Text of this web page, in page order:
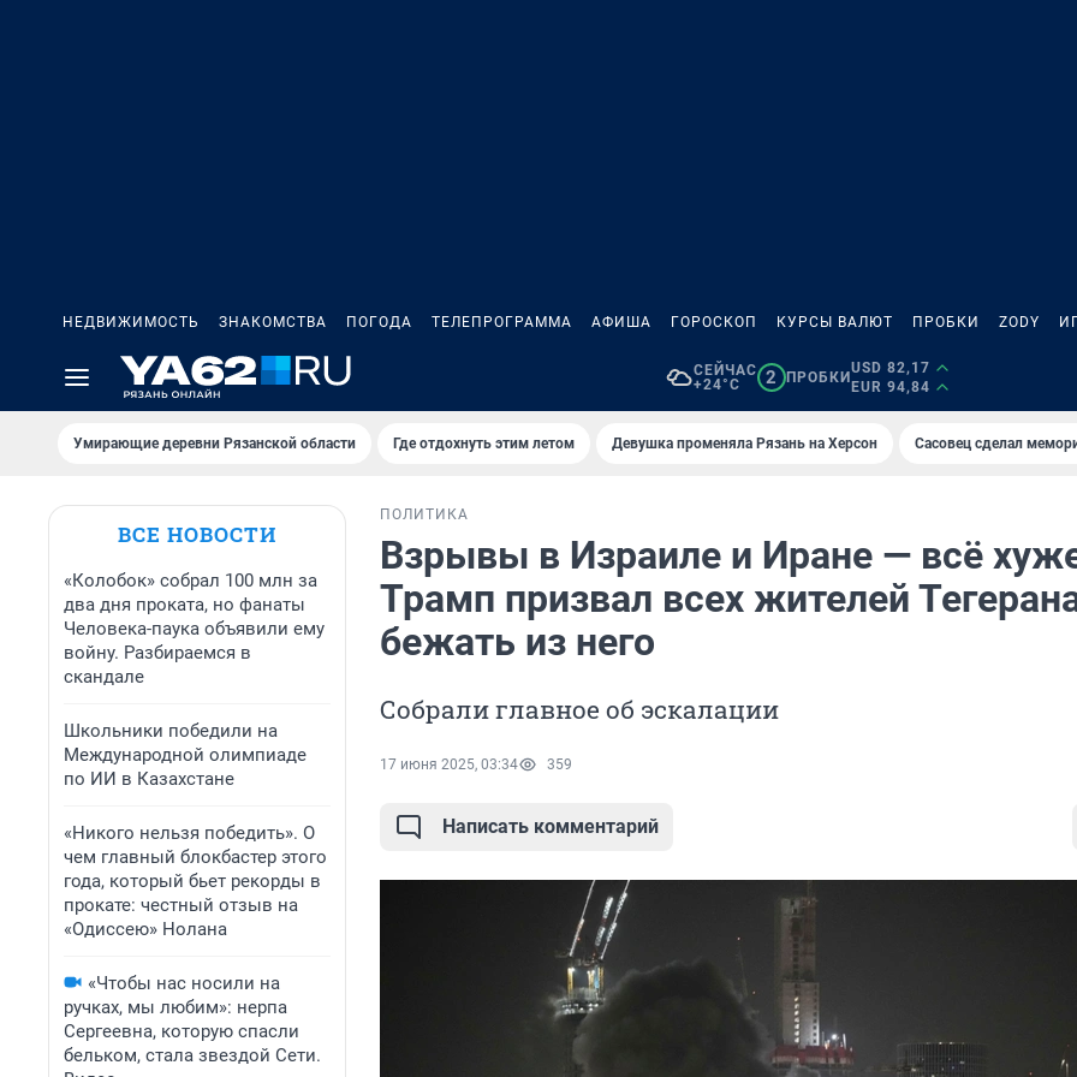
НЕДВИЖИМОСТЬ ЗНАКОМСТВА ПОГОДА ТЕЛЕПРОГРАММА АФИША ГОРОСКОП КУРСЫ ВАЛЮТ ПРОБКИ ZODY
СЕЙЧАС
+24°C
2 ПРОБКИ
USD 82,17
EUR 94,84
Умирающие деревни Рязанской области Где отдохнуть этим летом Девушка променяла Рязань на Херсон Сасовец сделал
ВСЕ НОВОСТИ
«Колобок» собрал 100 млн за
два дня проката, но фанаты
Человека-паука объявили ему
войну. Разбираемся в
скандале
Школьники победили на
Международной олимпиаде
по ИИ в Казахстане
«Никого нельзя победить». О
чем главный блокбастер этого
года, который бьет рекорды в
прокате: честный отзыв на
«Одиссею» Нолана
«Чтобы нас носили на
ручках, мы любим»: нерпа
Сергеевна, которую спасли
бельком, стала звездой Сети.
ПОЛИТИКА
Взрывы в Израиле и Иране — всё
Трамп призвал всех жителей
бежать из него
Собрали главное об эскалации
17 июня 2025, 03:34 359
Написать комментарий